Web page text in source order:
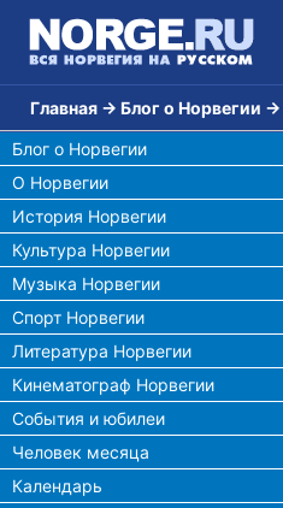
Главная → Блог о Норвегии →
Блог о Норвегии
О Норвегии
История Норвегии
Культура Норвегии
Музыка Норвегии
Спорт Норвегии
Литература Норвегии
Кинематограф Норвегии
События и юбилеи
Человек месяца
Календарь